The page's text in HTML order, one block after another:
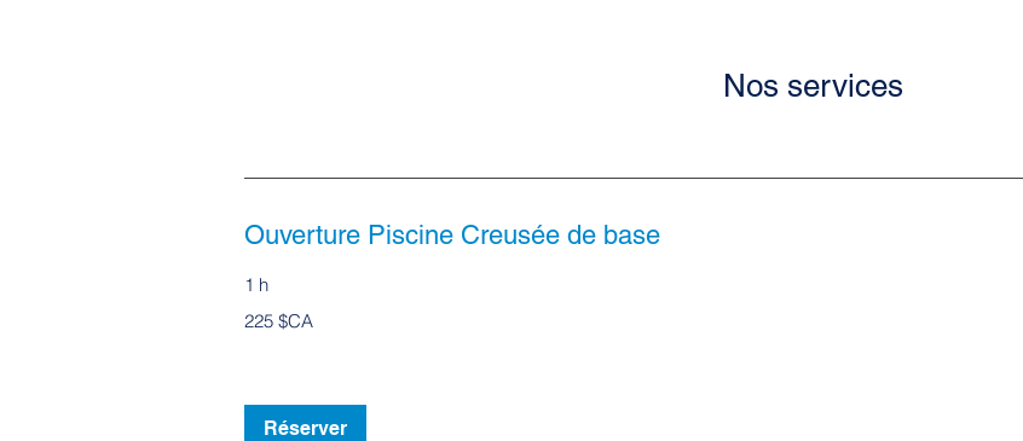
Nos services
Ouverture Piscine Creusée de base
1 h
dollars
225 $CA
Réserver